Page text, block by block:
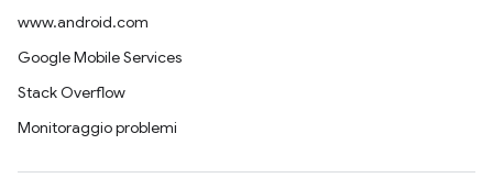
www.android.com
Google Mobile Services
Stack Overflow
Monitoraggio problemi